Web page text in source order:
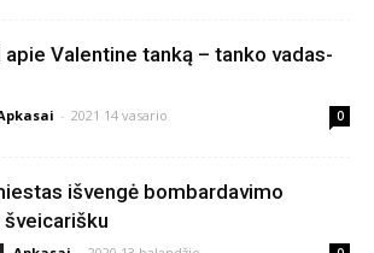
Valentine tanką – tanko vadas-
- 2021 14 vasario 0
išvengė bombardavimo